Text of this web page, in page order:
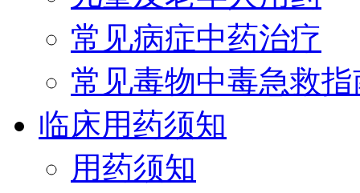
常见病症中药治疗
常见毒物中毒急救指
临床用药须知
用药须知